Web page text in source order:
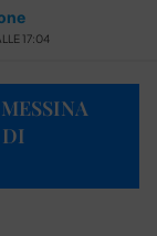
17:04
DI